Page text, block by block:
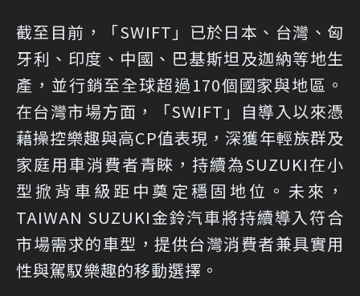
截至目前，「SWIFT」已於日本、台灣、匈
牙利、印度、中國、巴基斯坦及迦納等地生
產，並行銷至全球超過170個國家與地區。
在台灣市場方面，「SWIFT」自導入以來憑
藉操控樂趣與高CP值表現，深獲年輕族群及
家庭用車消費者青睞，持續為SUZUKI在小
型掀背車級距中奠定穩固地位。未來，
TAIWAN SUZUKI金鈴汽車將持續導入符合
市場需求的車型，提供台灣消費者兼具實用
性與駕馭樂趣的移動選擇。